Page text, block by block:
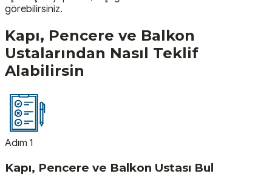
görebilirsiniz.
Kapı, Pencere ve Balkon
Ustalarından Nasıl Teklif
Alabilirsin
Adım 1
Kapı, Pencere ve Balkon Ustası Bul